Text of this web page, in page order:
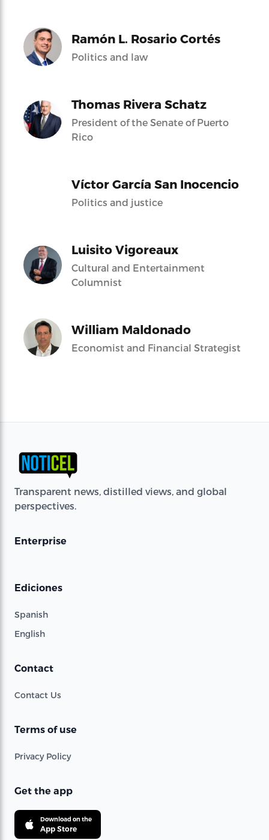
Ramón L. Rosario Cortés
Politics and law
Thomas Rivera Schatz
President of the Senate of Puerto
Rico
Víctor García San Inocencio
Politics and justice
Luisito Vigoreaux
Cultural and Entertainment
Columnist
William Maldonado
Economist and Financial Strategist
Transparent news, distilled views, and global
perspectives.
Enterprise
Ediciones
Spanish
English
Contact
Contact Us
Terms of use
Privacy Policy
Get the app
Download on the
App Store